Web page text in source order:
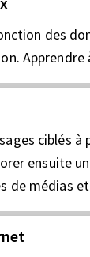
des
ciblés
ensuite
de médias